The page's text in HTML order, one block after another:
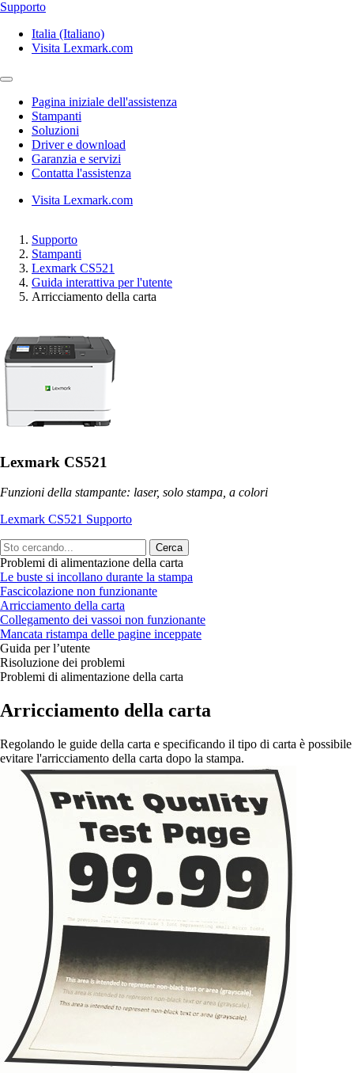
Supporto
Italia (Italiano)
Visita Lexmark.com
Pagina iniziale dell'assistenza
Stampanti
Soluzioni
Driver e download
Garanzia e servizi
Contatta l'assistenza
Visita Lexmark.com
Supporto
Stampanti
Lexmark CS521
Guida interattiva per l'utente
Arricciamento della carta
Lexmark CS521
Funzioni della stampante: laser, solo stampa, a colori
Lexmark CS521 Supporto
Cerca
Problemi di alimentazione della carta
Le buste si incollano durante la stampa
Fascicolazione non funzionante
Arricciamento della carta
Collegamento dei vassoi non funzionante
Mancata ristampa delle pagine inceppate
Guida per l’utente
Risoluzione dei problemi
Problemi di alimentazione della carta
Arricciamento della carta
Regolando le guide della carta e specificando il tipo di carta è possibile
evitare l'arricciamento della carta dopo la stampa.